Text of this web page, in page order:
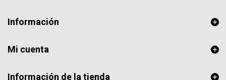
Información
Mi cuenta
Información de la tienda